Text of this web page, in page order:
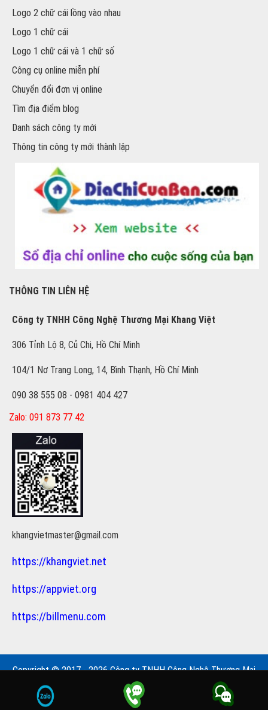
Logo 2 chữ cái lồng vào nhau
Logo 1 chữ cái
Logo 1 chữ cái và 1 chữ số
Công cụ online miễn phí
Chuyển đổi đơn vị online
Tìm địa điểm blog
Danh sách công ty mới
Thông tin công ty mới thành lập
THÔNG TIN LIÊN HỆ
Công ty TNHH Công Nghệ Thương Mại Khang Việt
306 Tỉnh Lộ 8, Củ Chi, Hồ Chí Minh
104/1 Nơ Trang Long, 14, Bình Thạnh, Hồ Chí Minh
090 38 555 08 - 0981 404 427
Zalo: 091 873 77 42
khangvietmaster@gmail.com
https://khangviet.net
https://appviet.org
https://billmenu.com
Copyright © 2017 - 2026 Công ty TNHH Công Nghệ Thương Mại
Khang Việt
Ếch giống Máy ấp trứng gà vịt Xưởng sản xuất hộp giấy